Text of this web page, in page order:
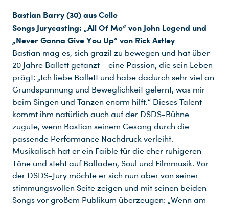
Bastian Barry (30) aus Celle
Songs Jurycasting: „All Of Me“ von John Legend und
„Never Gonna Give You Up“ von Rick Astley
Bastian mag es, sich grazil zu bewegen und hat über
20 Jahre Ballett getanzt – eine Passion, die sein Leben
prägt: „Ich liebe Ballett und habe dadurch sehr viel an
Grundspannung und Beweglichkeit gelernt, was mir
beim Singen und Tanzen enorm hilft.“ Dieses Talent
kommt ihm natürlich auch auf der DSDS-Bühne
zugute, wenn Bastian seinem Gesang durch die
passende Performance Nachdruck verleiht.
Musikalisch hat er ein Faible für die eher ruhigeren
Töne und steht auf Balladen, Soul und Filmmusik. Vor
der DSDS-Jury möchte er sich nun aber von seiner
stimmungsvollen Seite zeigen und mit seinen beiden
Songs vor großem Publikum überzeugen: „Wenn am